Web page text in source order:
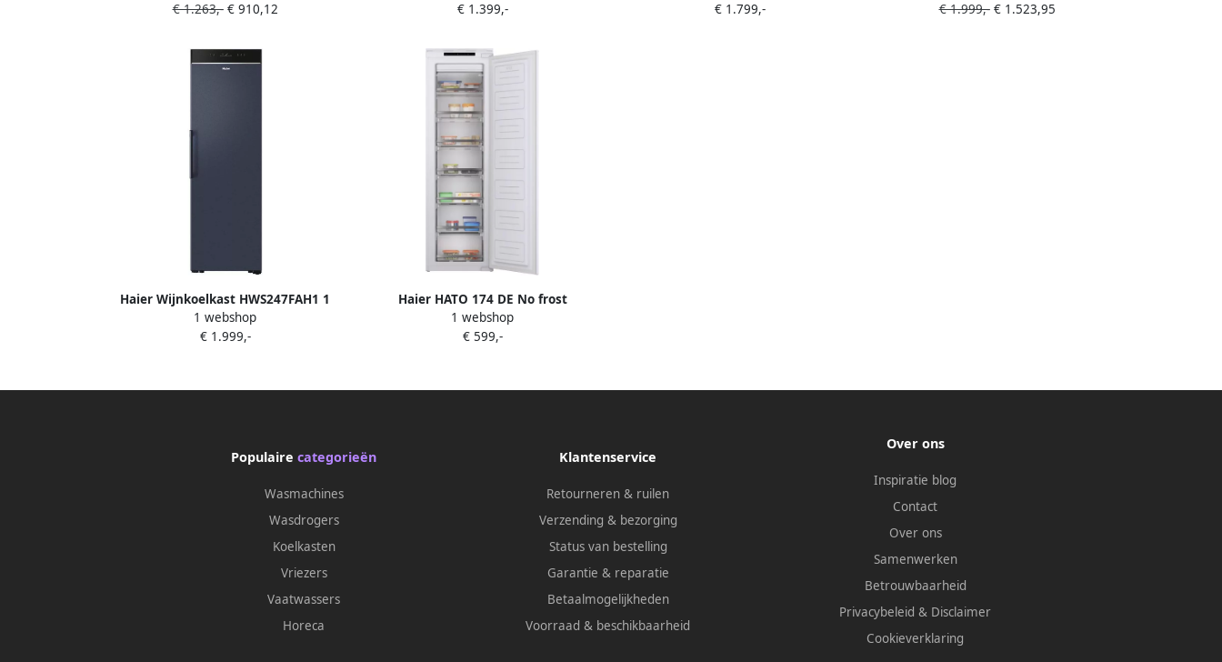
Door Indeling 83cm breed 467 L No
deur Inverter Compressor
Roestvrijstaal 10 jaar garantie op
€ 1.263,-€ 910,12
€ 1.399,-
€ 1.799,-
€ 1.999,-€ 1.523,95
Haier Wijnkoelkast HWS247FAH1 1
Zone
1 webshop
€ 1.999,-
Haier HATO 174 DE No frost
Inbouwvriezer 178 cm sleepdeur
systeem E-200L
1 webshop
€ 599,-
Populaire categorieën
Wasmachines
Wasdrogers
Koelkasten
Vriezers
Vaatwassers
Horeca
Klantenservice
Retourneren & ruilen
Verzending & bezorging
Status van bestelling
Garantie & reparatie
Betaalmogelijkheden
Voorraad & beschikbaarheid
Over ons
Inspiratie blog
Contact
Over ons
Samenwerken
Betrouwbaarheid
Privacybeleid & Disclaimer
Cookieverklaring